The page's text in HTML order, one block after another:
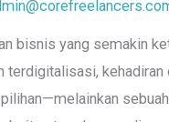
bisnis yang semakin
terdigitalisasi, kehadiran